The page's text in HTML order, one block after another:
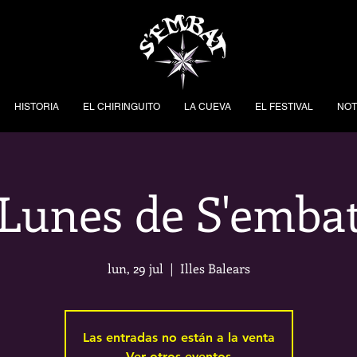
HISTORIA EL CHIRINGUITO LA CUEVA EL FESTIVAL
de
lun, 29 jul
  |
Illes Balears
Las entradas no están a la venta